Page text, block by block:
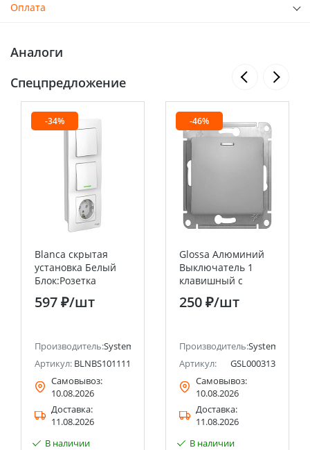
Оплата
Аналоги
Спецпредложение
(ранее Schneider Electric)
-34%
Blanca скрытая
установка Белый
Блок:Розетка
заземляющий
контакт шт
1кл. Systeme
Electric (Schneider
Electric)
597 ₽/шт
Производитель:Systeme Electric (ранее Schneider Electric)
Артикул: BLNBS101111
Самовывоз:
10.08.2026
Доставка:
11.08.2026
В наличии
-46%
Glossa Алюминий
Выключатель 1
клавишный с
подсветкой сх.1а,
10АХ Systeme
250 ₽/шт
Производитель:Systeme
Артикул:
GSL000313
Самовывоз:
10.08.2026
Доставка:
11.08.2026
В наличии